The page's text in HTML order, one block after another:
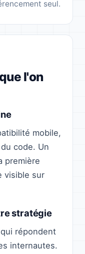
seul.
l'on
mobile,
code. Un
première
visible sur
stratégie
répondent
internautes.